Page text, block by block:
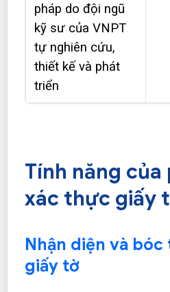
pháp do đội ngũ
kỹ sư của VNPT
tự nghiên cứu,
thiết kế và phát
triển
Tính năng của
xác thực giấy
Nhận diện và
giấy tờ